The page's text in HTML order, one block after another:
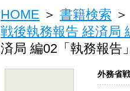
HOME ＞ 書籍検索
戦後執務報告 経済
済局 編02「執務報
外務省